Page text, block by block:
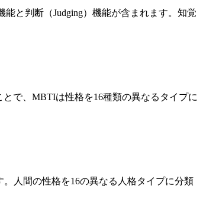
と判断（Judging）機能が含まれます。知覚
で、MBTIは性格を16種類の異なるタイプに
人間の性格を16の異なる人格タイプに分類